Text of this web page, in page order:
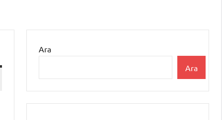
Ara
Ara